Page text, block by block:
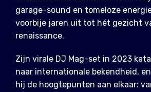
garage-sound en tomeloze
voorbije jaren uit tot hét gezicht
renaissance.
Zijn virale DJ Mag-set in 2023
naar internationale bekendheid,
hij de hoogtepunten aan elkaar: